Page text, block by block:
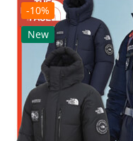
-10%
New